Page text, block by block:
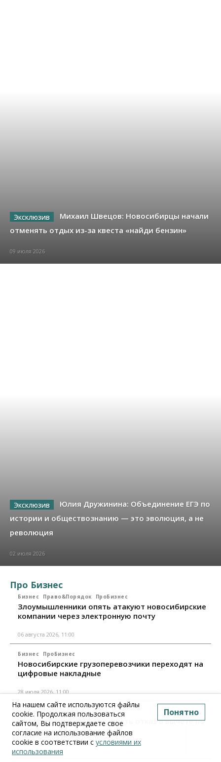
Михаил Швецов: Новосибирцы начали
отменять отдых из-за квеста «найди бензин»
09 июля 2026
Юлия Дружинина: Объединение ЕГЭ по
истории и обществознанию — это эволюция, а не
революция
02 июля 2026
Про Бизнес
Бизнес Право&Порядок ПроБизнес
Злоумышленники опять атакуют новосибирские
компании через электронную почту
06 августа 2026, 11:00
Бизнес ПроБизнес
Новосибирские грузоперевозчики переходят на
цифровые накладные
28 июля 2026, 11:00
Бизнес ПроБизнес
Новосибирцы стали получать отказ в вычете по
НДС: причины и следствия
24 июля 2026, 10:30
На нашем сайте используются файлы
cookie. Продолжая пользоваться
сайтом, Вы подтверждаете свое
согласие на использование файлов
cookie в соответствии с условиями их
использования
Понятно